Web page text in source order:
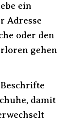
ein
Adresse
oder den
gehen
Beschrifte
damit